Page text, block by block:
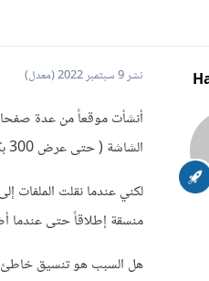
نشر9 سبتمبر 2022 (معدل)
الشاشة ( حتى عرض 300 بكسل ) .
منسقة إطلاقاً حتى عندما
هل السبب هو تنسيق خاطئ